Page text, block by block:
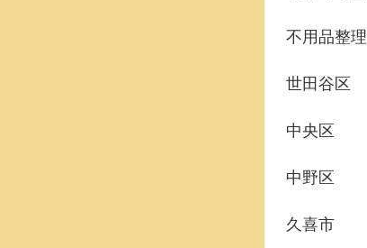
不用品整理
世田谷区
中央区
中野区
久喜市